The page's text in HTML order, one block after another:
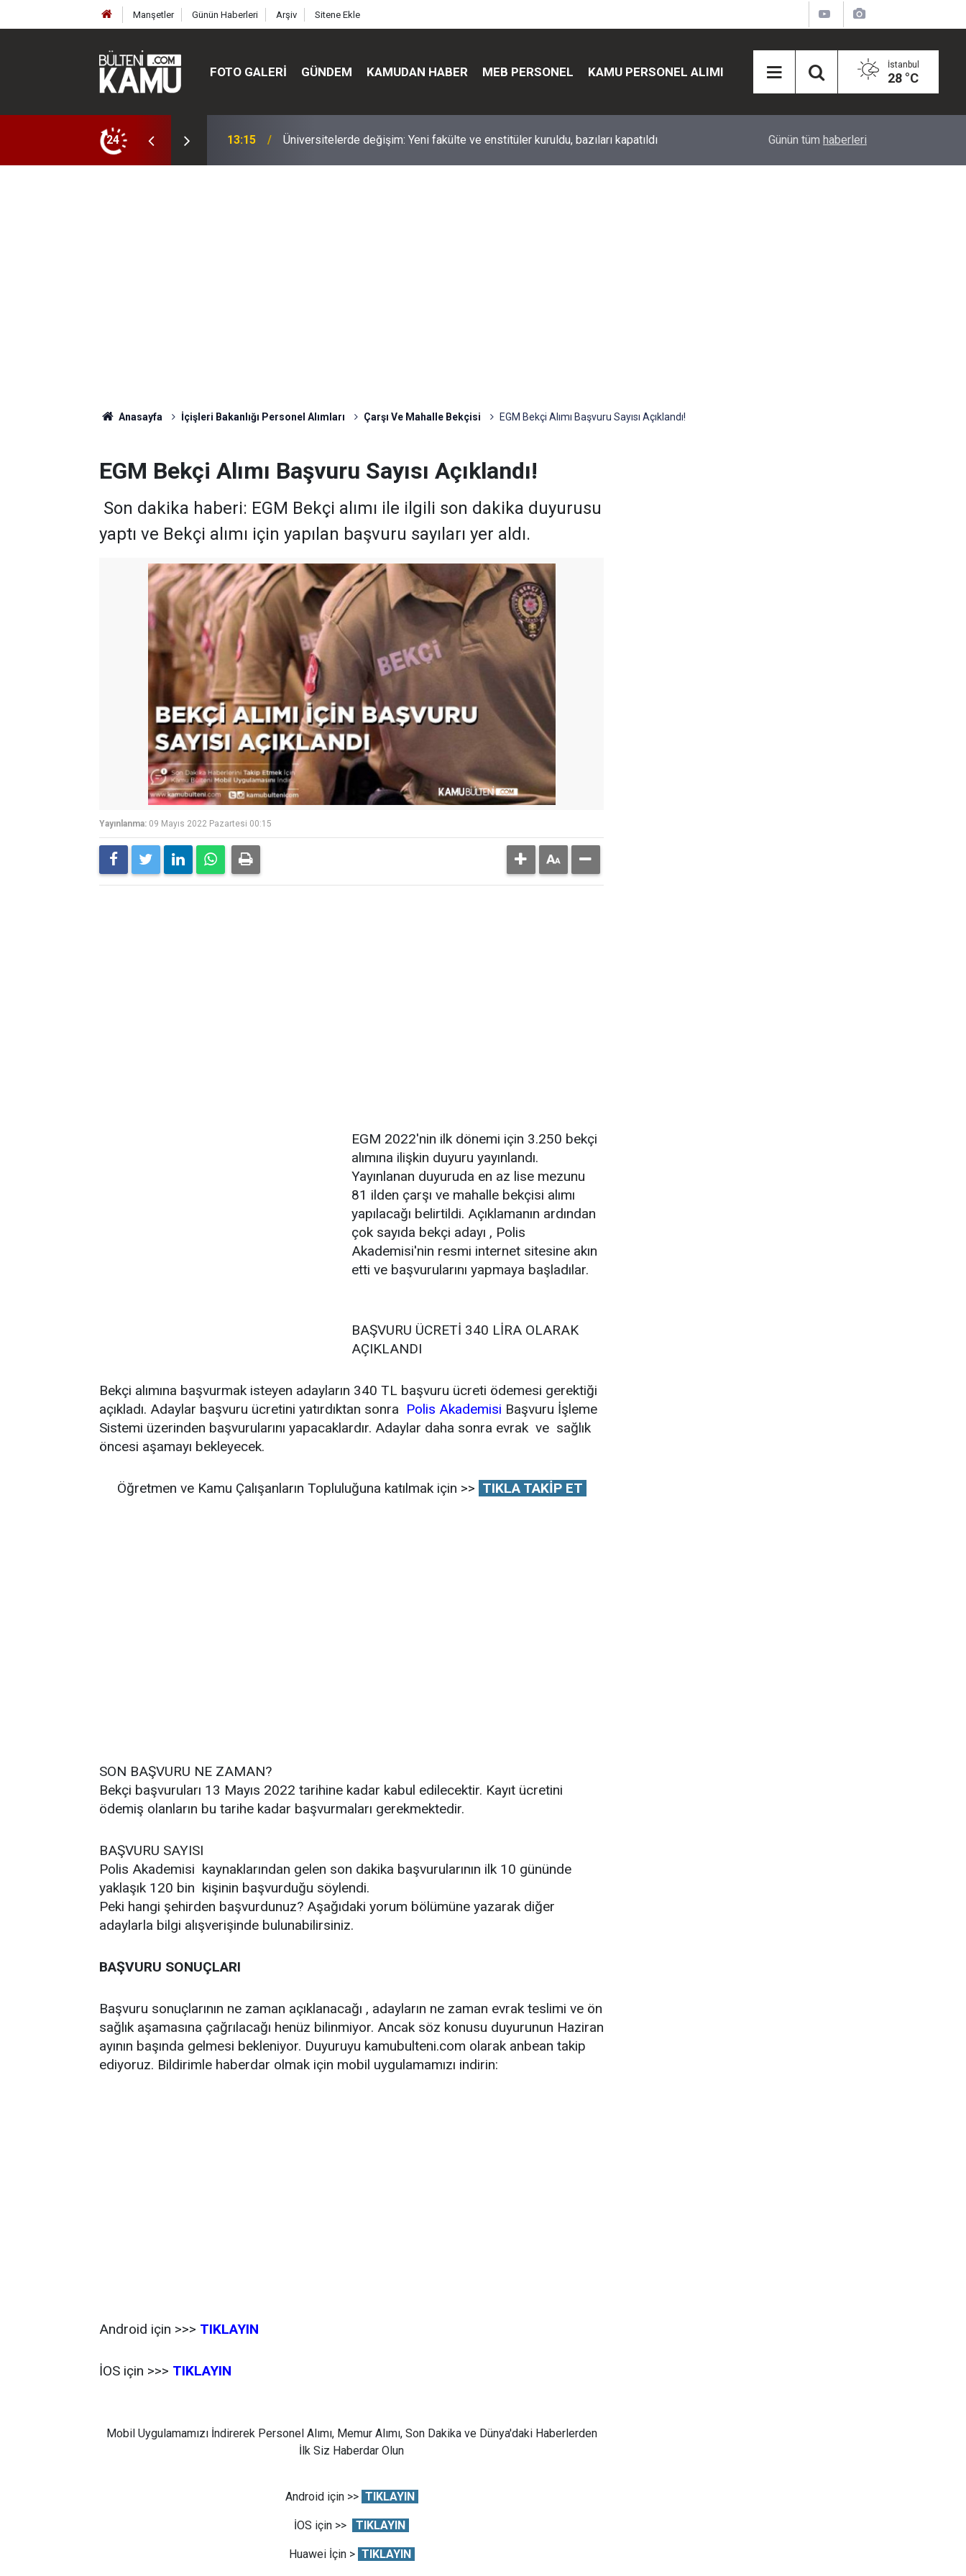
Manşetler Günün Haberleri Arşiv Sitene Ekle
FOTO GALERI GÜNDEM KAMUDAN HABER MEB PERSONEL KAMU PERSONEL ALIMI İstanbul
28 °C
24
ve enstitüler kuruldu, bazıları kapatıldı 13:00 MEB’de üst düzey değişim: Genel müdürler değişti, yeni isimler atandı Eğiti Bir Sen'den Kadınlar İçin Olay Teklif:
Günün tüm haberleri
Anasayfa İçişleri Bakanlığı Personel Alımları Çarşı Ve Mahalle Bekçisi EGM Bekçi Alımı Başvuru Sayısı Açıklandı!
EGM Bekçi Alımı Başvuru Sayısı Açıklandı!
Son dakika haberi: EGM Bekçi alımı ile ilgili son dakika duyurusu
yaptı ve Bekçi alımı için yapılan başvuru sayıları yer aldı.
Yayınlanma: 09 Mayıs 2022 Pazartesi 00:15
EGM 2022'nin ilk dönemi için 3.250 bekçi
alımına ilişkin duyuru yayınlandı.
Yayınlanan duyuruda en az lise mezunu
81 ilden çarşı ve mahalle bekçisi alımı
yapılacağı belirtildi. Açıklamanın ardından
çok sayıda bekçi adayı , Polis
Akademisi'nin resmi internet sitesine akın
etti ve başvurularını yapmaya başladılar.
BAŞVURU ÜCRETİ 340 LİRA OLARAK
AÇIKLANDI
Bekçi alımına başvurmak isteyen adayların 340 TL başvuru ücreti ödemesi gerektiği
açıkladı. Adaylar başvuru ücretini yatırdıktan sonra Polis Akademisi Başvuru İşleme
Sistemi üzerinden başvurularını yapacaklardır. Adaylar daha sonra evrak ve sağlık
öncesi aşamayı bekleyecek.
Öğretmen ve Kamu Çalışanların Topluluğuna katılmak için >> TIKLA TAKİP ET
SON BAŞVURU NE ZAMAN?
Bekçi başvuruları 13 Mayıs 2022 tarihine kadar kabul edilecektir. Kayıt ücretini
ödemiş olanların bu tarihe kadar başvurmaları gerekmektedir.
BAŞVURU SAYISI
Polis Akademisi kaynaklarından gelen son dakika başvurularının ilk 10 gününde
yaklaşık 120 bin kişinin başvurduğu söylendi.
Peki hangi şehirden başvurdunuz? Aşağıdaki yorum bölümüne yazarak diğer
adaylarla bilgi alışverişinde bulunabilirsiniz.
BAŞVURU SONUÇLARI
Başvuru sonuçlarının ne zaman açıklanacağı , adayların ne zaman evrak teslimi ve ön
sağlık aşamasına çağrılacağı henüz bilinmiyor. Ancak söz konusu duyurunun Haziran
ayının başında gelmesi bekleniyor. Duyuruyu kamubulteni.com olarak anbean takip
ediyoruz. Bildirimle haberdar olmak için mobil uygulamamızı indirin:
Android için >>> TIKLAYIN
İOS için >>> TIKLAYIN
Mobil Uygulamamızı İndirerek Personel Alımı, Memur Alımı, Son Dakika ve Dünya'daki Haberlerden
İlk Siz Haberdar Olun
Android için >> TIKLAYIN
İOS için >> TIKLAYIN
Huawei İçin > TIKLAYIN